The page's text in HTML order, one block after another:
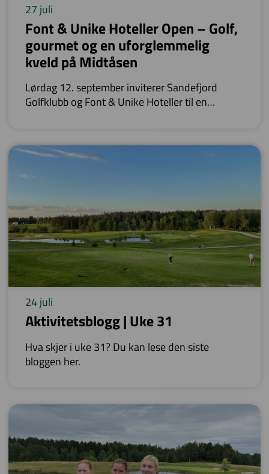
27 juli
Font & Unike Hoteller Open – Golf,
gourmet og en uforglemmelig
kveld på Midtåsen
Lørdag 12. september inviterer Sandefjord
Golfklubb og Font & Unike Hoteller til en
24 juli
Aktivitetsblogg | Uke 31
Hva skjer i uke 31? Du kan lese den siste
bloggen her.